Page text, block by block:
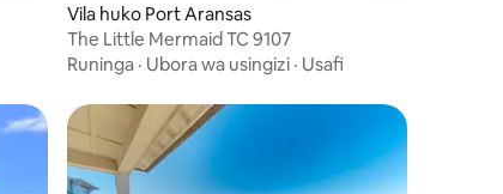
Vila huko Port Aransas
The Little Mermaid TC 9107
Runinga · Ubora wa usingizi · Usafi